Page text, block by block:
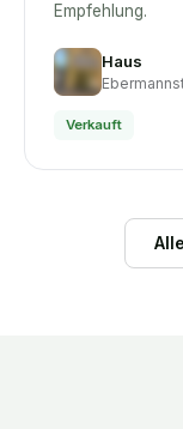
Empfehlung.
Haus
Verkauft